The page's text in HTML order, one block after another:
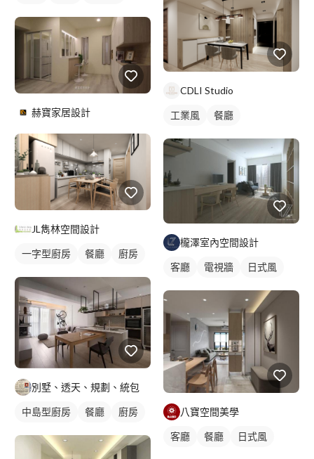
赫寶家居設計
JL雋林空間設計
一字型廚房 餐廳 廚房
別墅、透天、規劃、統包
中島型廚房 餐廳 廚房
CDLI Studio
工業風 餐廳
櫳澤室內空間設計
客廳 電視牆 日式風
八寶空間美學
客廳 餐廳 日式風